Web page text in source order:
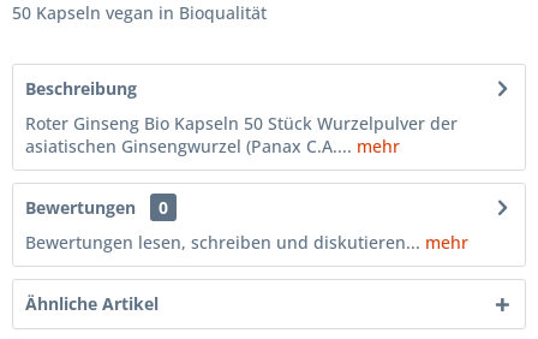
50 Kapseln vegan in Bioqualität
Beschreibung
Roter Ginseng Bio Kapseln 50 Stück Wurzelpulver der
asiatischen Ginsengwurzel (Panax C.A.... mehr
Bewertungen
0
Bewertungen lesen, schreiben und diskutieren... mehr
Ähnliche Artikel